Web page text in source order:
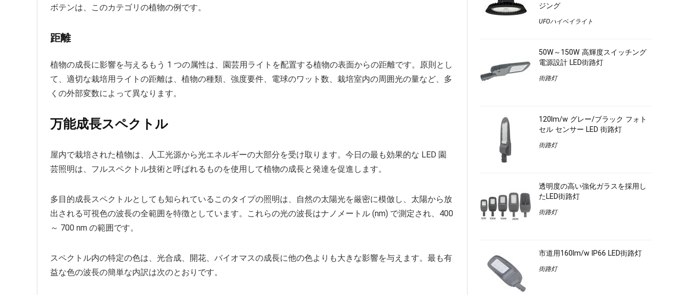
ボテンは、このカテゴリの植物の例です。
距離
植物の成長に影響を与えるもう 1 つの属性は、園芸用ライトを配置する植物の表面からの距離です。原則とし
て、適切な栽培用ライトの距離は、植物の種類、強度要件、電球のワット数、栽培室内の周囲光の量など、多
くの外部変数によって異なります。
万能成長スペクトル
屋内で栽培された植物は、人工光源から光エネルギーの大部分を受け取ります。今日の最も効果的な LED 園
芸照明は、フルスペクトル技術と呼ばれるものを使用して植物の成長と発達を促進します。
多目的成長スペクトルとしても知られているこのタイプの照明は、自然の太陽光を厳密に模倣し、太陽から放
出される可視色の波長の全範囲を特徴としています。これらの光の波長はナノメートル (nm) で測定され、400
～ 700 nm の範囲です。
スペクトル内の特定の色は、光合成、開花、バイオマスの成長に他の色よりも大きな影響を与えます。最も有
益な色の波長の簡単な内訳は次のとおりです。
ジング
UFOハイベイライト
50W～150W 高輝度スイッチング
電源設計 LED街路灯
街路灯
120lm/w グレー/ブラック フォト
セル センサー LED 街路灯
街路灯
透明度の高い強化ガラスを採用し
たLED街路灯
街路灯
市道用160lm/w IP66 LED街路灯
街路灯